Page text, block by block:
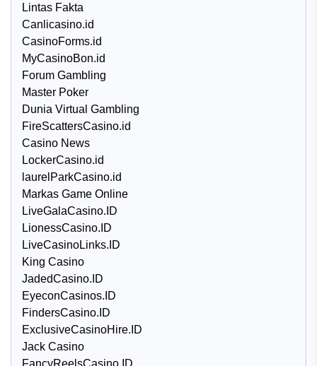
Lintas Fakta
Canlicasino.id
CasinoForms.id
MyCasinoBon.id
Forum Gambling
Master Poker
Dunia Virtual Gambling
FireScattersCasino.id
Casino News
LockerCasino.id
laurelParkCasino.id
Markas Game Online
LiveGalaCasino.ID
LionessCasino.ID
LiveCasinoLinks.ID
King Casino
JadedCasino.ID
EyeconCasinos.ID
FindersCasino.ID
ExclusiveCasinoHire.ID
Jack Casino
FancyReelsCasino.ID